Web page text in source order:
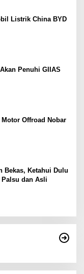
Listrik China BYD
Penuhi GIIAS
Offroad Nobar
Bekas, Ketahui Dulu
Palsu dan Asli